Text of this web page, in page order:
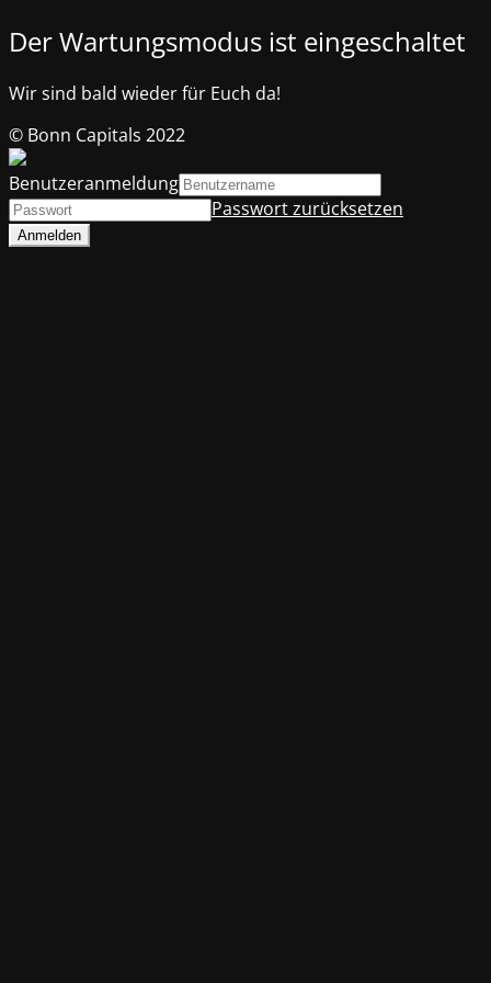
Der Wartungsmodus ist eingeschaltet
Wir sind bald wieder für Euch da!
© Bonn Capitals 2022
Benutzeranmeldung
Passwort zurücksetzen